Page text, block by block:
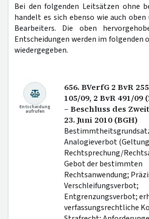
Bei den folgenden Leitsätzen ohne
handelt es sich ebenso wie auch
Bearbeiters. Die oben
Entscheidungen werden im folgenden
wiedergegeben.
Entscheidung
aufrufen
656. BVerfG 2 BvR
105/09, 2 BvR 491/09
– Beschluss des
23. Juni 2010 (BGH)
Analogieverbot
Rechtsprechung/
Gebot der bestimmten
Rechtsanwendung;
Verschleifungsverbot;
Entgrenzungsverbot;
verfassungsrechtliche